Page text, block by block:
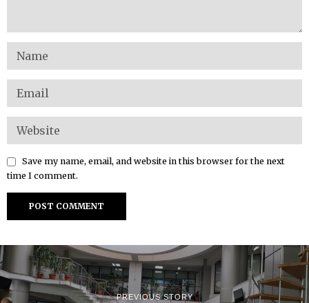
Save my name, email, and website in this browser for the next
time I comment.
PREVIOUS STORY